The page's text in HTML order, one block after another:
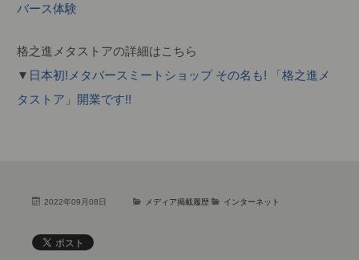
バース体験
格之進メタストアの詳細はこちら
▼ 日本初!メタバースミートショップ その名も! 「格之進メ
タストア」開業です!!
2022年09月08日 メディア掲載履歴 インターネット